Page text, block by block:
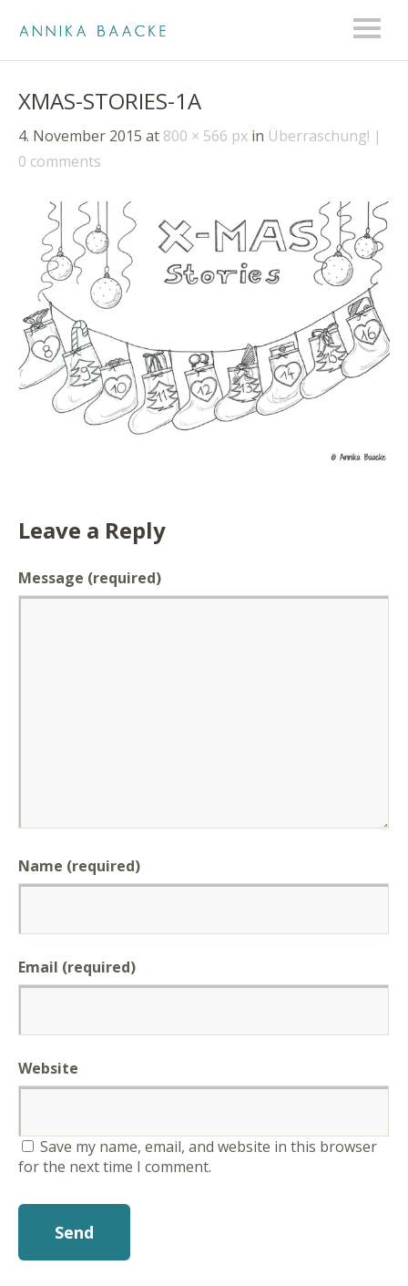
XMAS-STORIES-1A
4. November 2015 at 800 × 566 px in Überraschung!
0 comments
Leave a Reply
Message (required)
Name (required)
Email (required)
Website
Save my name, email, and website in this browser
for the next time I comment.